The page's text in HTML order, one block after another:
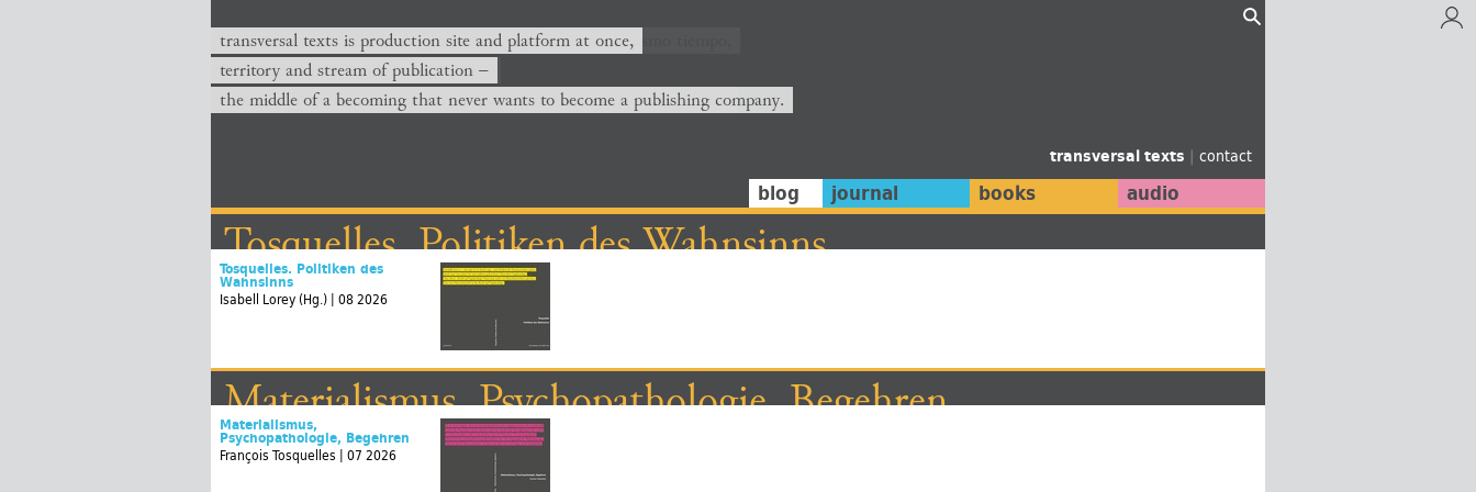
transversal texts is production site and platform at once,
territory and stream of publication −
the middle of a becoming that never wants to become a publishing company.
transversal texts | contact
blog journal books audio
Tosquelles. Politiken des Wahnsinns
Tosquelles. Politiken des
Wahnsinns
Isabell Lorey (Hg.) | 08 2026
Materialismus, Psychopathologie, Begehren
Materialismus,
Psychopathologie, Begehren
François Tosquelles | 07 2026